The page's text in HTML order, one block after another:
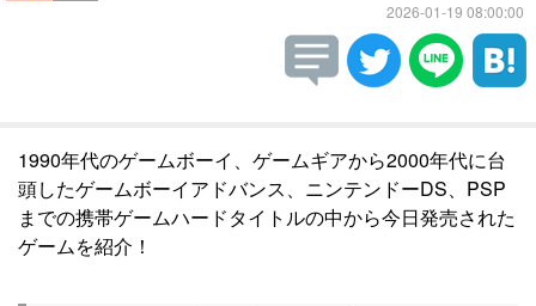
2026-01-19 08:00:00
1990年代のゲームボーイ、ゲームギアから2000年代に台
頭したゲームボーイアドバンス、ニンテンドーDS、PSP
までの携帯ゲームハードタイトルの中から今日発売された
ゲームを紹介！